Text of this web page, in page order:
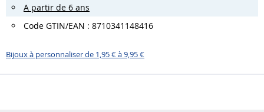
A partir de 6 ans
Code GTIN/EAN : 8710341148416
Bijoux à personnaliser de 1,95 € à 9,95 €